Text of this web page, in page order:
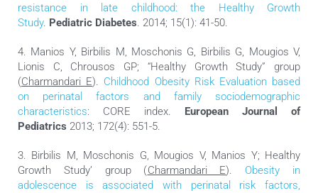
resistance in late childhood: the Healthy Growth
Study. Pediatric Diabetes. 2014; 15(1): 41-50.
4. Manios Y, Birbilis M, Moschonis G, Birbilis G, Mougios V,
Lionis C, Chrousos GP; “Healthy Growth Study” group
(Charmandari E). Childhood Obesity Risk Evaluation based
on perinatal factors and family sociodemographic
characteristics: CORE index. European Journal of
Pediatrics 2013; 172(4): 551-5.
3. Birbilis M, Moschonis G, Mougios V, Manios Y; Healthy
Growth Study’ group (Charmandari E). Obesity in
adolescence is associated with perinatal risk factors,